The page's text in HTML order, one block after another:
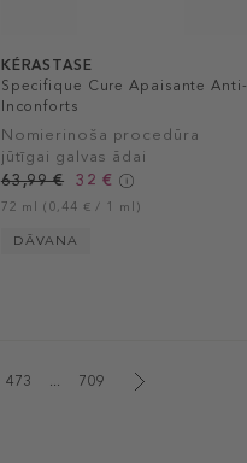
KÉRASTASE
Specifique Cure Apaisante Anti-
Inconforts
Nomierinoša procedūra
jūtīgai galvas ādai
63,99 €
32 €
72 ml (0,44 € / 1 ml)
DĀVANA
473 ... 709